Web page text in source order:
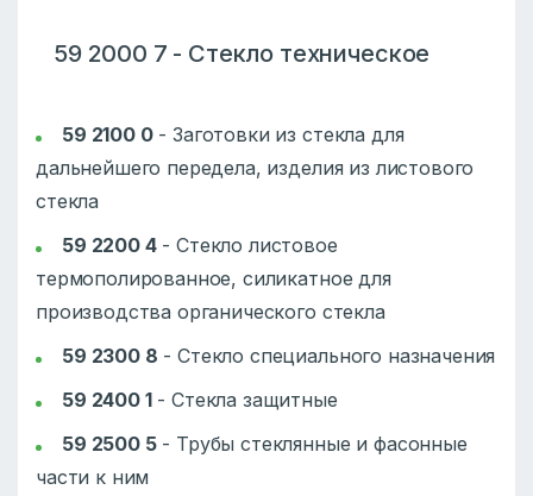
59 2000 7 - Стекло техническое
59 2100 0-Заготовки из стекла для
дальнейшего передела, изделия из листового
стекла
59 2200 4-Стекло листовое
термополированное, силикатное для
производства органического стекла
59 2300 8 -Стекло специального назначения
59 2400 1-Стекла защитные
59 2500 5- Трубы стеклянные и фасонные
части к ним